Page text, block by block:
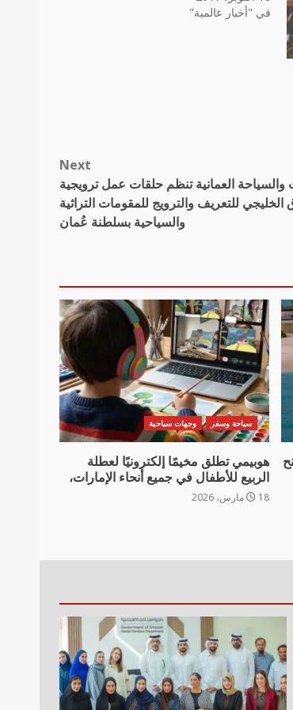
في "أخبار عالمية"
Next
والسياحة العمانية تنظم حلقات عمل ترويجية
للتعريف والترويج للمقومات التراثية
والسياحية بسلطنة عُمان
سياحة وسفر وجهات سياحية
هوبيمي تطلق مخيمًا إلكترونيًا لعطلة
الربيع للأطفال في جميع أنحاء الإمارات،
18 مارس، 2026